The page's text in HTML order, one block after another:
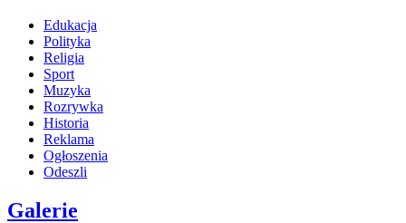
Edukacja
Polityka
Religia
Sport
Muzyka
Rozrywka
Historia
Reklama
Ogłoszenia
Odeszli
Galerie